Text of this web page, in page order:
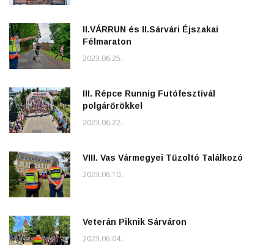
II.VÁRRUN és II.Sárvári Éjszakai
Félmaraton
2023.06.25.
III. Répce Runnig Futófesztivál
polgárőrökkel
2023.06.22.
VIII. Vas Vármegyei Tűzoltó Találkozó
2023.06.10.
Veterán Piknik Sárváron
2023.06.04.